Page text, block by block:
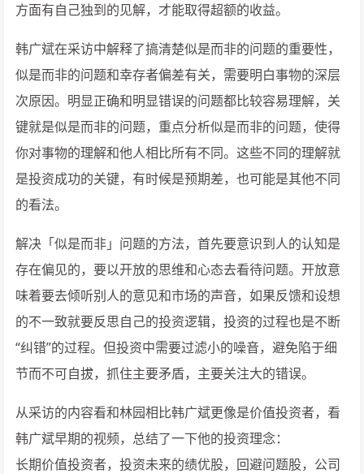
方面有自己独到的见解，才能取得超额的收益。
韩广斌在采访中解释了搞清楚似是而非的问题的重要性，
似是而非的问题和幸存者偏差有关，需要明白事物的深层
次原因。明显正确和明显错误的问题都比较容易理解，关
键就是似是而非的问题，重点分析似是而非的问题，使得
你对事物的理解和他人相比所有不同。这些不同的理解就
是投资成功的关键，有时候是预期差，也可能是其他不同
的看法。
解决「似是而非」问题的方法，首先要意识到人的认知是
存在偏见的，要以开放的思维和心态去看待问题。开放意
味着要去倾听别人的意见和市场的声音，如果反馈和设想
的不一致就要反思自己的投资逻辑，投资的过程也是不断
“纠错”的过程。但投资中需要过滤小的噪音，避免陷于细
节而不可自拔，抓住主要矛盾，主要关注大的错误。
从采访的内容看和林园相比韩广斌更像是价值投资者，看
韩广斌早期的视频，总结了一下他的投资理念：
长期价值投资者，投资未来的绩优股，回避问题股，公司